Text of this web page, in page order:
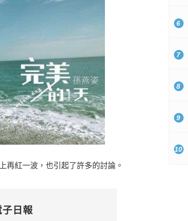
再紅一波，也引起了許多的討論。
日報
6
7
8
9
10